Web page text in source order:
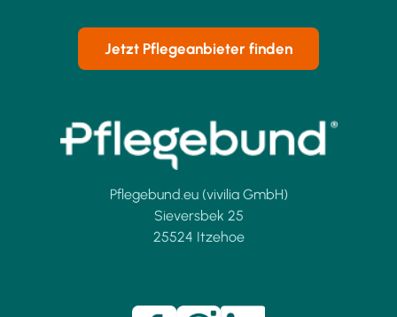
Jetzt Pflegeanbieter finden
Pflegebund.eu (vivilia GmbH)
Sieversbek 25
25524 Itzehoe